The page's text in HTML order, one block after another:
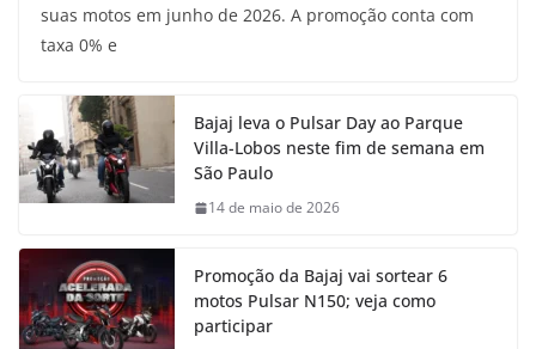
suas motos em junho de 2026. A promoção conta com
taxa 0% e
Bajaj leva o Pulsar Day ao Parque
Villa-Lobos neste fim de semana em
São Paulo
14 de maio de 2026
Promoção da Bajaj vai sortear 6
motos Pulsar N150; veja como
participar